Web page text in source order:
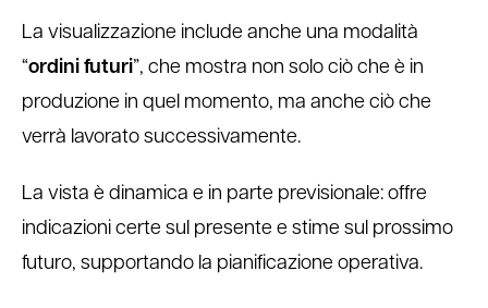
La visualizzazione include anche una modalità
“ordini futuri”, che mostra non solo ciò che è in
produzione in quel momento, ma anche ciò che
verrà lavorato successivamente.
La vista è dinamica e in parte previsionale: offre
indicazioni certe sul presente e stime sul prossimo
futuro, supportando la pianificazione operativa.